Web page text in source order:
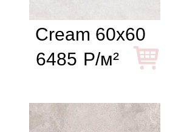
Cream 60x60
6485 Р/м²